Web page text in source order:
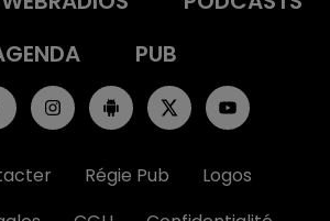
PUB
Régie Pub
Logos